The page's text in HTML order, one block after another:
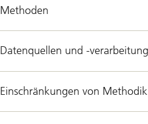
Methoden
Datenquellen und -verarbeitung
Einschränkungen von